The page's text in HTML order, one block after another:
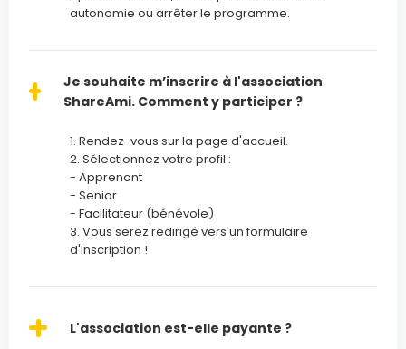
autonomie ou arrêter le programme.
Je souhaite m’inscrire à l'association
ShareAmi. Comment y participer ?
1. Rendez-vous sur la page d'accueil.
2. Sélectionnez votre profil :
- Apprenant
- Senior
- Facilitateur (bénévole)
3. Vous serez redirigé vers un formulaire
d'inscription !
L'association est-elle payante ?